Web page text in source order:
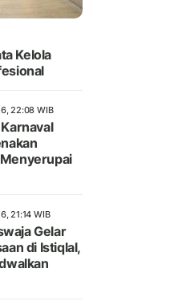
Kelola
22:08 WIB
21:14 WIB
Gelar
di Istiqlal,